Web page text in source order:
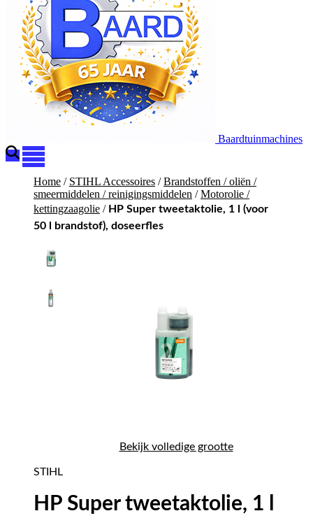
Baardtuinmachines
Home / STIHL Accessoires /Brandstoffen / oliën /
smeermiddelen / reinigingsmiddelen /Motorolie /
kettingzaagolie / HP Super tweetaktolie, 1 l (voor
50 l brandstof), doseerfles
Bekijk volledige grootte
STIHL
HP Super tweetaktolie, 1 l